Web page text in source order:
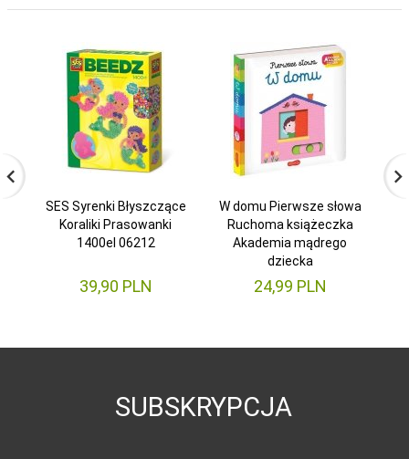
SES Syrenki Błyszczące
Koraliki Prasowanki
1400el 06212
39,90 PLN
W domu Pierwsze słowa
Ruchoma książeczka
Akademia mądrego
dziecka
24,99 PLN
SUBSKRYPCJA